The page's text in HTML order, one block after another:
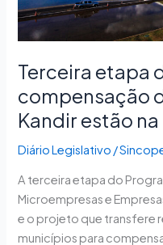
Terceira etapa
compensação
Kandir estão
Diário Legislativo /
A terceira etapa do
Microempresas e
e o projeto que transfere
municípios para
de
perdas
com
a
Lei
Kandir
estão
pauta
desta
quarta